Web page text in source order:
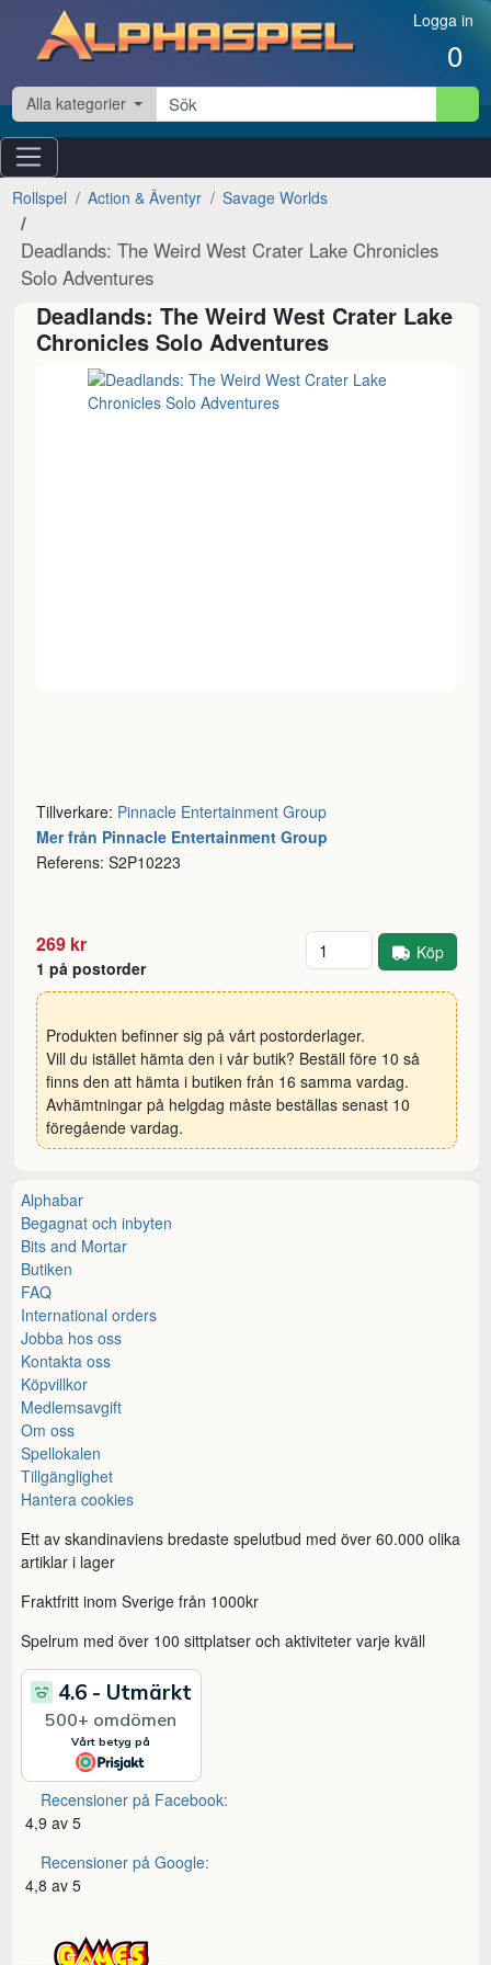
Hoppa till innehåll Logga in
0
Alla kategorier
Rollspel Action & Äventyr Savage Worlds
Deadlands: The Weird West Crater Lake Chronicles
Solo Adventures
Deadlands: The Weird West Crater Lake
Chronicles Solo Adventures
Tillverkare: Pinnacle Entertainment Group
Mer från Pinnacle Entertainment Group
Referens: S2P10223
269 kr
1 på postorder
Antal Köp
Produkten befinner sig på vårt postorderlager.
Vill du istället hämta den i vår butik? Beställ före 10 så
finns den att hämta i butiken från 16 samma vardag.
Avhämtningar på helgdag måste beställas senast 10
föregående vardag.
Alphabar
Begagnat och inbyten
Bits and Mortar
Butiken
FAQ
International orders
Jobba hos oss
Kontakta oss
Köpvillkor
Medlemsavgift
Om oss
Spellokalen
Tillgänglighet
Hantera cookies
Ett av skandinaviens bredaste spelutbud med över 60.000 olika
artiklar i lager
Fraktfritt inom Sverige från 1000kr
Spelrum med över 100 sittplatser och aktiviteter varje kväll
Recensioner på Facebook:
4,9 av 5
Recensioner på Google:
4,8 av 5